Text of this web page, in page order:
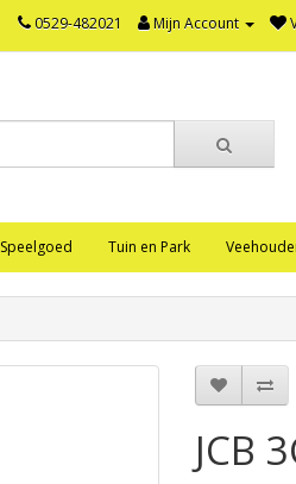
0529-482021 Mijn Account
Speelgoed Tuin en Park
JCB